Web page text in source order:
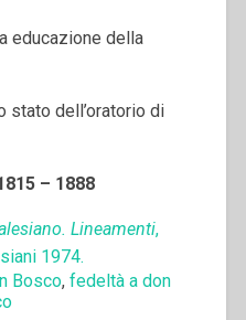
educazione della
stato dell’oratorio di
– 1888
Lineamenti,
1974.
Bosco, fedeltà a don